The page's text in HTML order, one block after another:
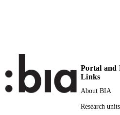
SCOPUS ID
ACADEMIC
UNIT
Faculty of
German
Portal and
Links
About BIA
Research units